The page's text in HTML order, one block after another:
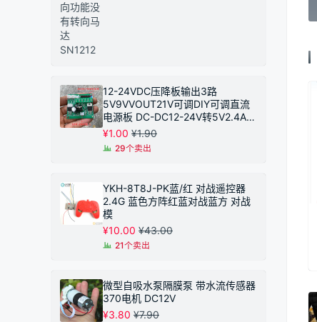
12-24VDC压降板输出3路
5V9VVOUT21V可调DIY可调直流
电源板 DC-DC12-24V转5V2.4A恒
压模块 同步整流
¥1.00 ¥1.90
29个卖出
YKH-8T8J-PK蓝/红 对战遥控器
2.4G 蓝色方阵红蓝对战蓝方 对战
模
¥10.00 ¥43.00
21个卖出
微型自吸水泵隔膜泵 带水流传感器
370电机 DC12V
¥3.80 ¥7.90